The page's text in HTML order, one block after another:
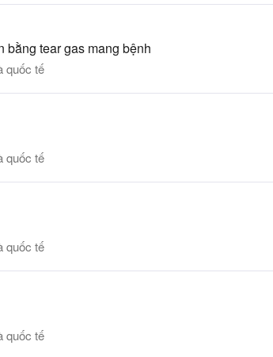
bằng tear gas mang bệnh
quốc tế
quốc tế
quốc tế
quốc tế